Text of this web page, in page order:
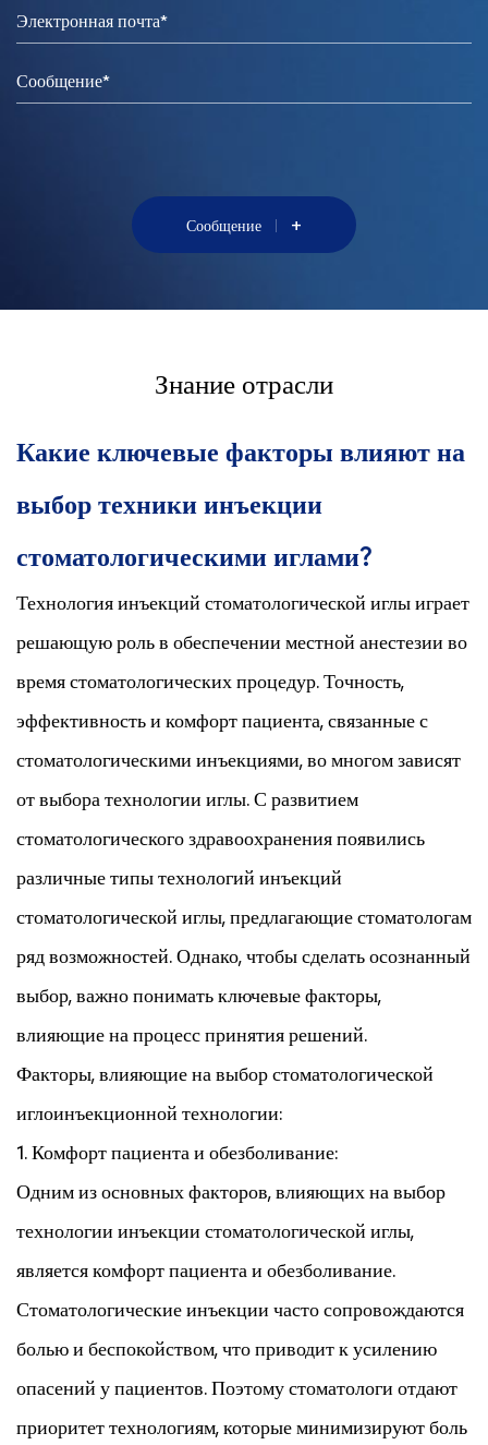
Сообщение +
Знание отрасли
Какие ключевые факторы влияют на
выбор техники инъекции
стоматологическими иглами?
Технология инъекций стоматологической иглы играет
решающую роль в обеспечении местной анестезии во
время стоматологических процедур. Точность,
эффективность и комфорт пациента, связанные с
стоматологическими инъекциями, во многом зависят
от выбора технологии иглы. С развитием
стоматологического здравоохранения появились
различные типы технологий инъекций
стоматологической иглы, предлагающие стоматологам
ряд возможностей. Однако, чтобы сделать осознанный
выбор, важно понимать ключевые факторы,
влияющие на процесс принятия решений.
Факторы, влияющие на выбор стоматологической
иглоинъекционной технологии:
1. Комфорт пациента и обезболивание:
Одним из основных факторов, влияющих на выбор
технологии инъекции стоматологической иглы,
является комфорт пациента и обезболивание.
Стоматологические инъекции часто сопровождаются
болью и беспокойством, что приводит к усилению
опасений у пациентов. Поэтому стоматологи отдают
приоритет технологиям, которые минимизируют боль